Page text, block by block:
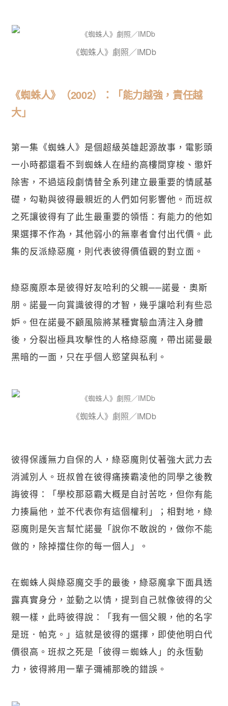
《蜘蛛人》劇照／IMDb
《蜘蛛人》（2002）：「能力越強，責任越
大」
第一集《蜘蛛人》是個超級英雄起源故事，電影頭
一小時都還看不到蜘蛛人在紐約高樓間穿梭、懲奸
除害，不過這段劇情替全系列建立最重要的情感基
礎，勾勒與彼得最親近的人們如何影響他。而班叔
之死讓彼得有了此生最重要的領悟：有能力的他如
果選擇不作為，其他弱小的無辜者會付出代價。此
集的反派綠惡魔，則代表彼得價值觀的對立面。
綠惡魔原本是彼得好友哈利的父親──諾曼．奧斯
朋。諾曼一向賞識彼得的才智，幾乎讓哈利有些忌
妒。但在諾曼不顧風險將某種實驗血清注入身體
後，分裂出極具攻擊性的人格綠惡魔，帶出諾曼最
黑暗的一面，只在乎個人慾望與私利。
《蜘蛛人》劇照／IMDb
彼得保護無力自保的人，綠惡魔則仗著強大武力去
消滅別人。班叔曾在彼得痛揍霸凌他的同學之後教
誨彼得：「學校那惡霸大概是自討苦吃，但你有能
力揍扁他，並不代表你有這個權利」；相對地，綠
惡魔則是矢言幫忙諾曼「說你不敢說的，做你不能
做的，除掉擋住你的每一個人」。
在蜘蛛人與綠惡魔交手的最後，綠惡魔拿下面具透
露真實身分，並動之以情，提到自己就像彼得的父
親一樣，此時彼得說：「我有一個父親，他的名字
是班．帕克。」這就是彼得的選擇，即使他明白代
價很高。班叔之死是「彼得＝蜘蛛人」的永恆動
力，彼得將用一輩子彌補那晚的錯誤。